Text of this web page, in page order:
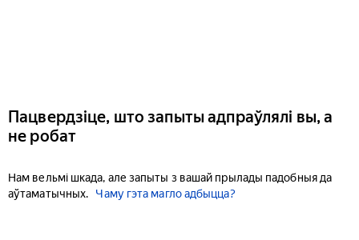
Пацвердзіце, што запыты адпраўлялі вы, а
не робат
Нам вельмі шкада, але запыты з вашай прылады падобныя да
аўтаматычных.
Чаму гэта магло адбыцца?